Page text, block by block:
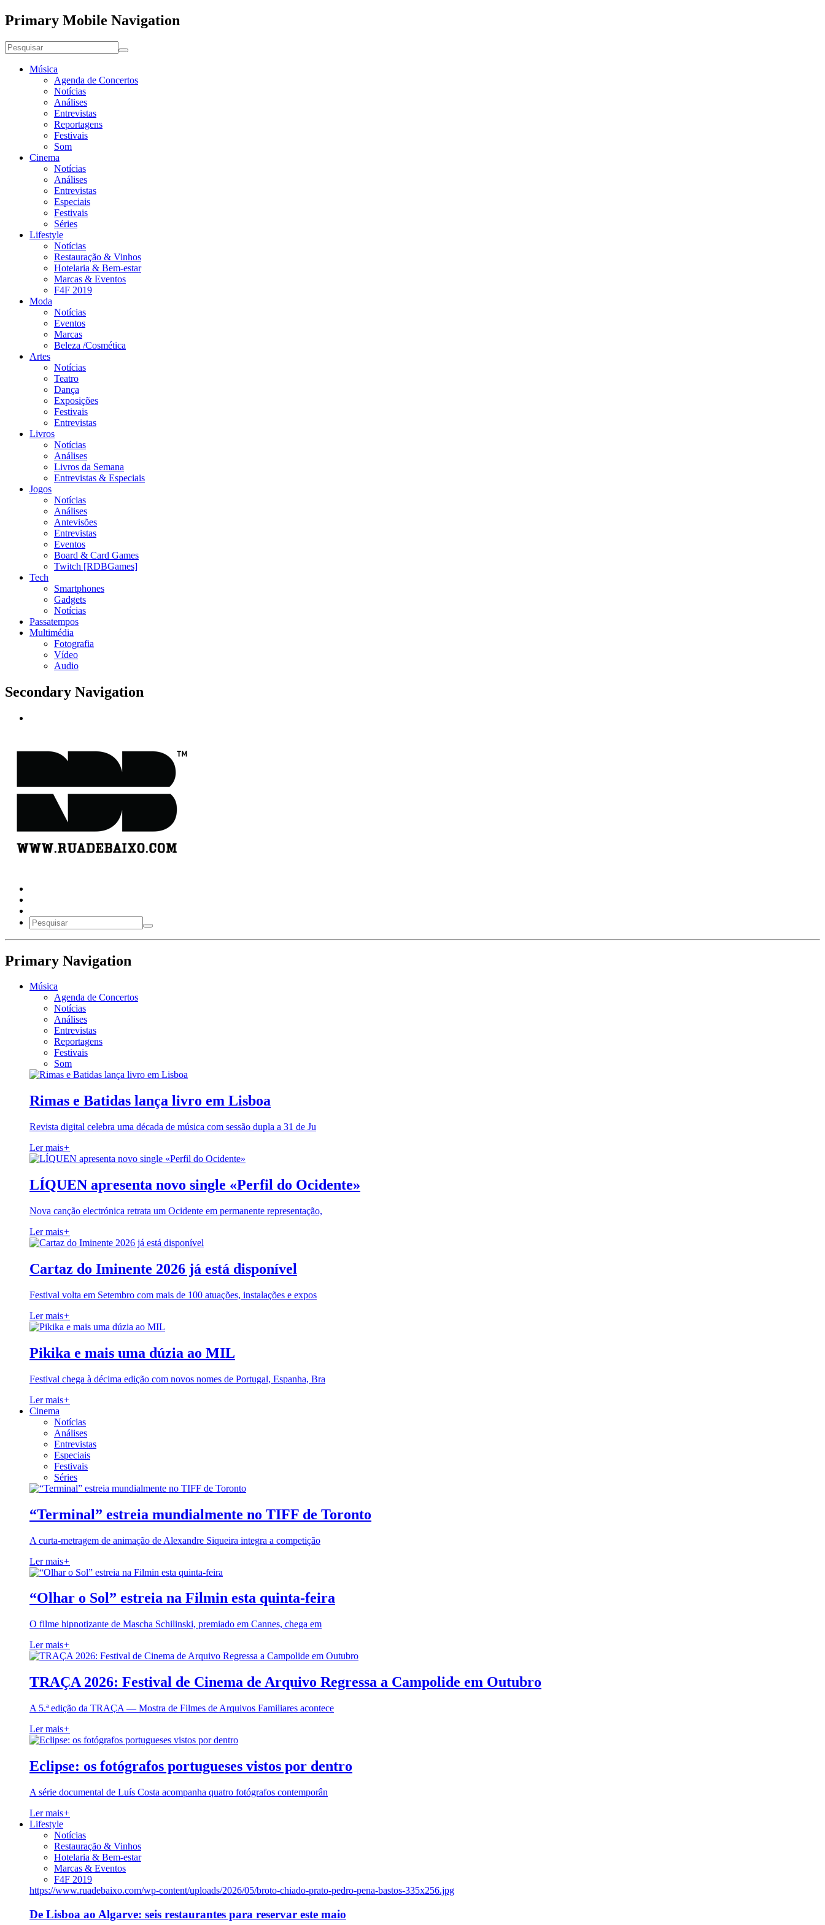
Primary Mobile Navigation
Música
Agenda de Concertos
Notícias
Análises
Entrevistas
Reportagens
Festivais
Som
Cinema
Notícias
Análises
Entrevistas
Especiais
Festivais
Séries
Lifestyle
Notícias
Restauração & Vinhos
Hotelaria & Bem-estar
Marcas & Eventos
F4F 2019
Moda
Notícias
Eventos
Marcas
Beleza /Cosmética
Artes
Notícias
Teatro
Dança
Exposições
Festivais
Entrevistas
Livros
Notícias
Análises
Livros da Semana
Entrevistas & Especiais
Jogos
Notícias
Análises
Antevisões
Entrevistas
Eventos
Board & Card Games
Twitch [RDBGames]
Tech
Smartphones
Gadgets
Notícias
Passatempos
Multimédia
Fotografia
Vídeo
Audio
Secondary Navigation
Primary Navigation
Música
Agenda de Concertos
Notícias
Análises
Entrevistas
Reportagens
Festivais
Som
Rimas e Batidas lança livro em Lisboa
Revista digital celebra uma década de música com sessão dupla a 31 de Ju
Ler mais+
LÍQUEN apresenta novo single «Perfil do Ocidente»
Nova canção electrónica retrata um Ocidente em permanente representação,
Ler mais+
Cartaz do Iminente 2026 já está disponível
Festival volta em Setembro com mais de 100 atuações, instalações e expos
Ler mais+
Pikika e mais uma dúzia ao MIL
Festival chega à décima edição com novos nomes de Portugal, Espanha, Bra
Ler mais+
Cinema
Notícias
Análises
Entrevistas
Especiais
Festivais
Séries
“Terminal” estreia mundialmente no TIFF de Toronto
A curta-metragem de animação de Alexandre Siqueira integra a competição
Ler mais+
“Olhar o Sol” estreia na Filmin esta quinta-feira
O filme hipnotizante de Mascha Schilinski, premiado em Cannes, chega em
Ler mais+
TRAÇA 2026: Festival de Cinema de Arquivo Regressa a Campolide em Outubro
A 5.ª edição da TRAÇA — Mostra de Filmes de Arquivos Familiares acontece
Ler mais+
Eclipse: os fotógrafos portugueses vistos por dentro
A série documental de Luís Costa acompanha quatro fotógrafos contemporân
Ler mais+
Lifestyle
Notícias
Restauração & Vinhos
Hotelaria & Bem-estar
Marcas & Eventos
F4F 2019
https://www.ruadebaixo.com/wp-content/uploads/2026/05/broto-chiado-prato-pedro-pena-bastos-335x256.jpg
De Lisboa ao Algarve: seis restaurantes para reservar este maio